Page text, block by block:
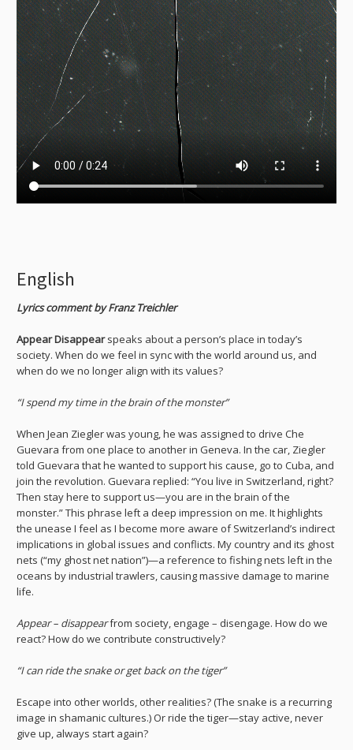
English
Lyrics comment by Franz Treichler
Appear Disappearspeaks about a person’s place in today’s
society. When do we feel in sync with the world around us, and
when do we no longer align with its values?
“I spend my time in the brain of the monster”
When Jean Ziegler was young, he was assigned to drive Che
Guevara from one place to another in Geneva. In the car, Ziegler
told Guevara that he wanted to support his cause, go to Cuba, and
join the revolution. Guevara replied: “You live in Switzerland, right?
Then stay here to support us—you are in the brain of the
monster.” This phrase left a deep impression on me. It highlights
the unease I feel as I become more aware of Switzerland’s indirect
implications in global issues and conflicts. My country and its ghost
nets (“my ghost net nation”)—a reference to fishing nets left in the
oceans by industrial trawlers, causing massive damage to marine
life.
Appear – disappearfrom society, engage – disengage. How do we
react? How do we contribute constructively?
“I can ride the snake or get back on the tiger”
Escape into other worlds, other realities? (The snake is a recurring
image in shamanic cultures.) Or ride the tiger—stay active, never
give up, always start again?